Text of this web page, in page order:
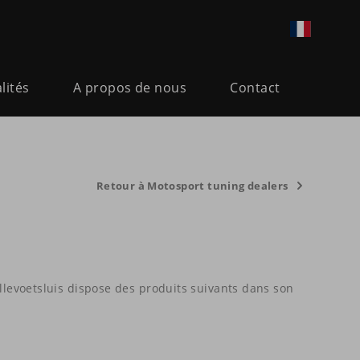
A propos de nous Contact
Retour à Motosport tuning dealers
dispose des produits suivants dans son